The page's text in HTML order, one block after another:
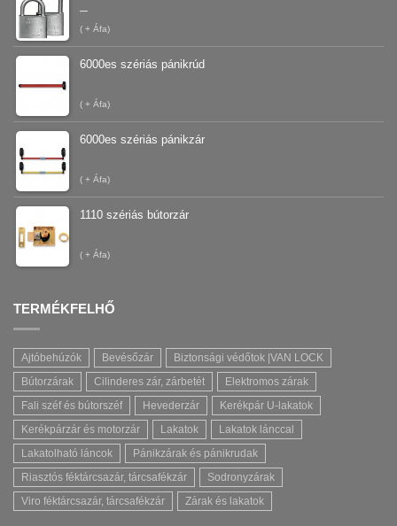
–
( + Áfa)
6000es szériás pánikrúd
( + Áfa)
6000es szériás pánikzár
( + Áfa)
1110 szériás bútorzár
( + Áfa)
TERMÉKFELHŐ
Ajtóbehúzók Bevésőzár
Biztonsági védőtok |VAN LOCK
Bútorzárak
Cilinderes zár, zárbetét
Elektromos zárak
Fali széf és bútorszéf
Hevederzár
Kerékpár U-lakatok
Kerékpárzár és motorzár
Lakatok
Lakatok lánccal
Lakatolható láncok
Pánikzárak és pánikrudak
Riasztós féktárcsazár, tárcsafékzár
Sodronyzárak
Viro féktárcsazár, tárcsafékzár
Zárak és lakatok